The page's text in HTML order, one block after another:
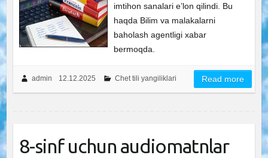
imtihon sanalari e’lon qilindi. Bu
haqda Bilim va malakalarni
baholash agentligi xabar
bermoqda.
admin 12.12.2025 Chet tili yangiliklari Read more
8-sinf uchun audiomatnlar